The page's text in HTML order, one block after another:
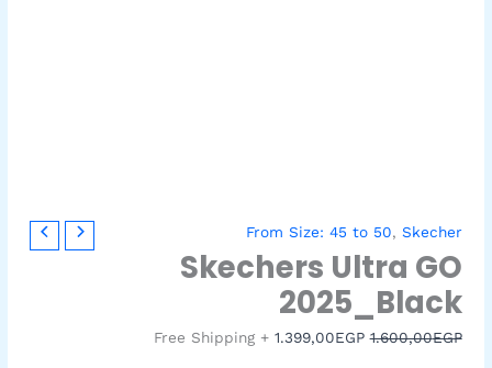
From Size: 45 to 50, Skecher
Skechers Ultra GO
2025_Black
1.600,00EGP
السعر
الأصلي
هو:
1.600,00EGP.
1.399,00EGP
السعر
الحالي
هو:
+ Free Shipping
كمية
Skechers
Ultra
GO
2025_Black